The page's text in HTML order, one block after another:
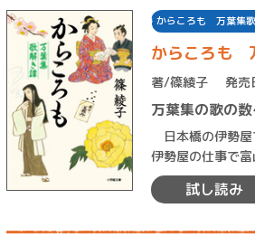
からころも 万葉集
からころも
著/篠綾子 発
万葉集の歌の
日本橋の伊勢屋
伊勢屋の仕事で
残していた。こ
試し読み